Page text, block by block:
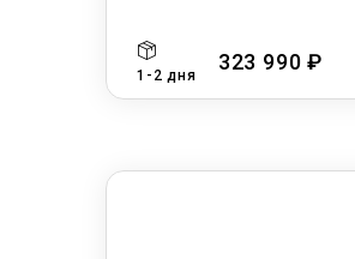
323 990 ₽
1-2 дня